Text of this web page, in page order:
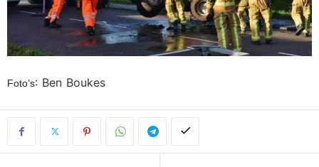
Foto’s: Ben Boukes